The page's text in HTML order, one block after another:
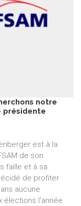
notre
présidente
est à la
de son
faille et à sa
de profiter
aucune
élections l'année